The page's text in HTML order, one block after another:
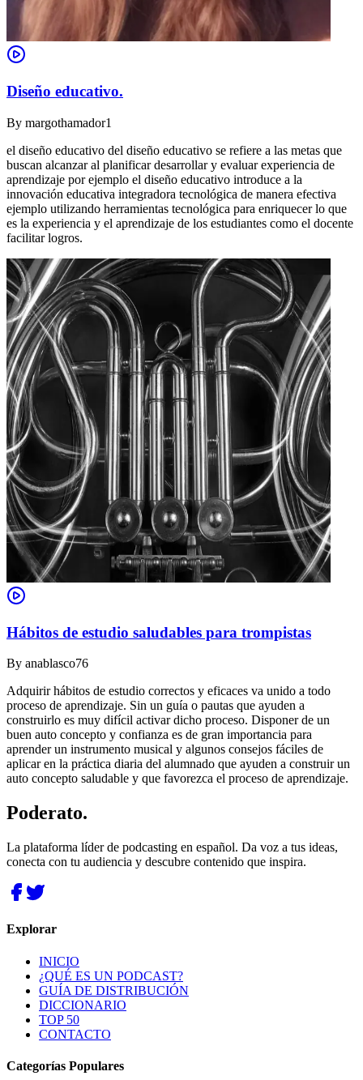
Diseño educativo.
By margothamador1
el diseño educativo del diseño educativo se refiere a las metas que
buscan alcanzar al planificar desarrollar y evaluar experiencia de
aprendizaje por ejemplo el diseño educativo introduce a la
innovación educativa integradora tecnológica de manera efectiva
ejemplo utilizando herramientas tecnológica para enriquecer lo que
es la experiencia y el aprendizaje de los estudiantes como el docente
facilitar logros.
Hábitos de estudio saludables para trompistas
By anablasco76
Adquirir hábitos de estudio correctos y eficaces va unido a todo
proceso de aprendizaje. Sin un guía o pautas que ayuden a
construirlo es muy difícil activar dicho proceso. Disponer de un
buen auto concepto y confianza es de gran importancia para
aprender un instrumento musical y algunos consejos fáciles de
aplicar en la práctica diaria del alumnado que ayuden a construir un
auto concepto saludable y que favorezca el proceso de aprendizaje.
Poderato.
La plataforma líder de podcasting en español. Da voz a tus ideas,
conecta con tu audiencia y descubre contenido que inspira.
Explorar
INICIO
¿QUÉ ES UN PODCAST?
GUÍA DE DISTRIBUCIÓN
DICCIONARIO
TOP 50
CONTACTO
Categorías Populares